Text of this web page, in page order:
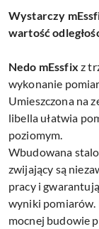
Wystarczy mE
wartość
Nedo mEssfix z
wykonanie
Umieszczona na
libella ułatwia
poziomym.
Wbudowana
zwijający są
pracy i
wyniki pomiarów.
mocnej budowie